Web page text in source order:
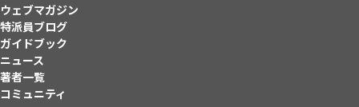
ウェブマガジン
特派員ブログ
ガイドブック
ニュース
著者一覧
コミュニティ